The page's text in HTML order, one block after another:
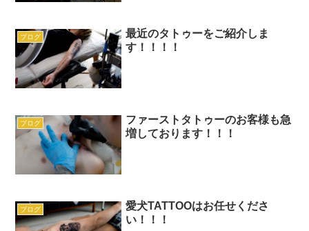
ブログ
最近のタトゥーをご紹介しま
す！！！！
ブログ
ファーストタトゥーのお客様も急
増しております！！！
ブログ
愛犬TATTOOはお任せくださ
い！！！